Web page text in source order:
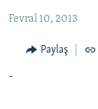
Axtarışa
FƏRQƏ BAX
QANUNI DOĞRU
Fevral 10, 2013
Paylaş
-